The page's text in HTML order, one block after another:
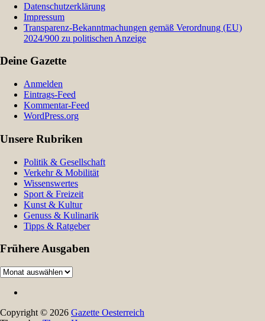
Datenschutzerklärung
Impressum
Transparenz-Bekanntmachungen gemäß Verordnung (EU)
2024/900 zu politischen Anzeige
Deine Gazette
Anmelden
Eintrags-Feed
Kommentar-Feed
WordPress.org
Unsere Rubriken
Politik & Gesellschaft
Verkehr & Mobilität
Wissenswertes
Sport & Freizeit
Kunst & Kultur
Genuss & Kulinarik
Tipps & Ratgeber
Frühere Ausgaben
Frühere
Copyright © 2026 Gazette Oesterreich